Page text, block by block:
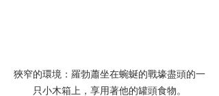
狹窄的環境：羅勃蕭坐在蜿蜒的戰壕盡頭的一
只小木箱上，享用著他的罐頭食物。